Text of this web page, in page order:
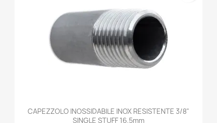
CAPEZZOLO INOSSIDABILE INOX RESISTENTE 3/8"
SINGLE STUFF 16.5mm